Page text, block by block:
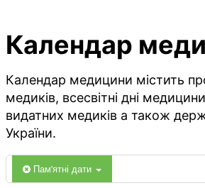
Календар
Календар медицини містить
медиків, всесвітні дні
видатних медиків а також
України.
Пам'ятні дати